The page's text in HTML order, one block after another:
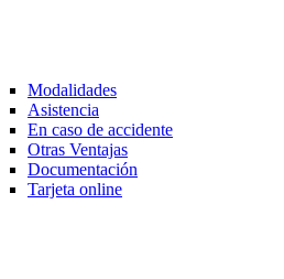
Modalidades
Asistencia
En caso de accidente
Otras Ventajas
Documentación
Tarjeta online